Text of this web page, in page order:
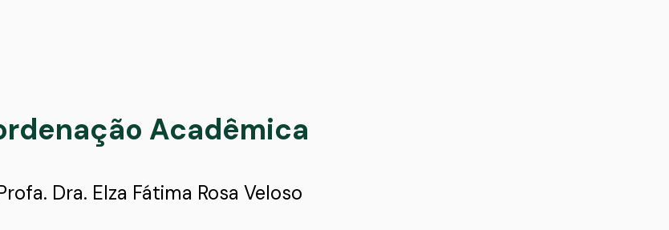
Acadêmica
Dra. Elza Fátima Rosa Veloso